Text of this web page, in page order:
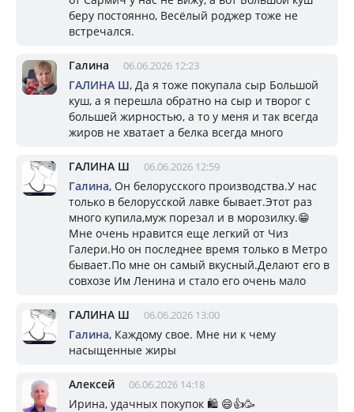
беру постоянно, Весёлый роджер тоже не
встречался.
Галина 06.06.2026 12:23
ГАЛИНА Ш, Да я тоже покупала сыр Большой
куш, а я перешла обратно на сыр и творог с
большей жирностью, а то у меня и так всегда
жиров не хватает а белка всегда много
ГАЛИНА Ш 06.06.2026 12:59
Галина, Он белорусского производства.У нас
только в белорусской лавке бывает.Этот раз
много купила,муж порезал и в морозилку.😁
Мне очень нравится еще легкий от Чиз
Галери.Но он последнее время только в Метро
бывает.По мне он самый вкусный.Делают его в
совхозе Им Ленина и стало его очень мало
ГАЛИНА Ш 06.06.2026 13:00
Галина, Каждому свое. Мне ни к чему
насыщенные жиры
Алексей 06.06.2026 14:18
Ирина, удачных покупок 🛍️ 😄👍🥳